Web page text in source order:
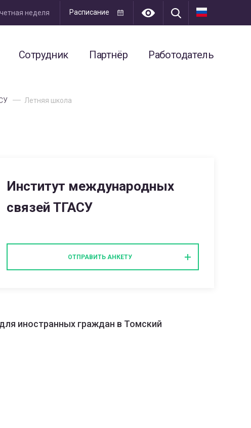
неделя Расписание
Сотрудник Партнёр Работодатель
Летняя школа
Институт международных
связей ТГАСУ
ОТПРАВИТЬ АНКЕТУ
иностранных граждан в Томский